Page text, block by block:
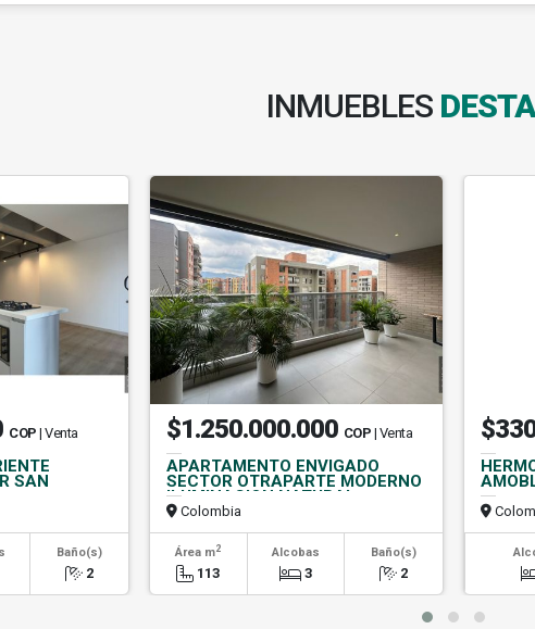
INMUEBLES
COP | Venta
SAN
Baño(s)
2
$1.250.000.000 COP | Venta
APARTAMENTO ENVIGADO
SECTOR OTRAPARTE MODERNO
ILUMINACION NATURAL
Colombia
Área m2
113
Alcobas
3
Baño(s)
2